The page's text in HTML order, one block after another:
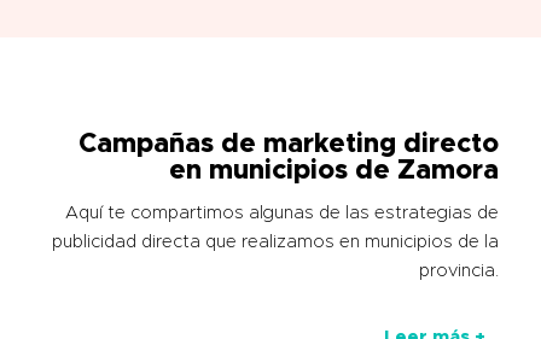
Campañas de marketing directo
en municipios de Zamora
Aquí te compartimos algunas de las estrategias de
publicidad directa que realizamos en municipios de la
provincia.